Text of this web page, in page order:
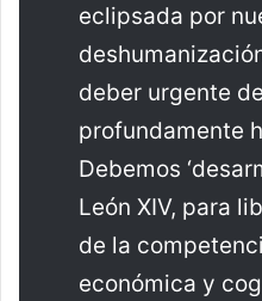
eclipsada por
deber urgente
profundamente
Debemos
León XIV, para
de la
económica y